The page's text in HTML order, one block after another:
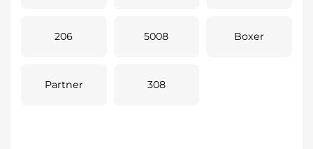
206 5008 Boxer
Partner 308